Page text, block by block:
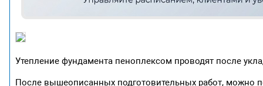
Утепление фундамента пеноплексом проводят после
После вышеописанных подготовительных работ, можно